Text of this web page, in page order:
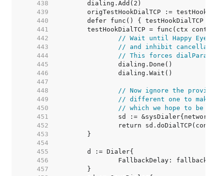
   438
   439
   440
   441
   442
// Wait until Happy
   443
// and inhibit
   444
// This forces
   445
   446
   447
   448
// Now ignore the
   449
// different one to make
   450
// which we hope to be
   451
   452
   453
   454
   455
   456
   457